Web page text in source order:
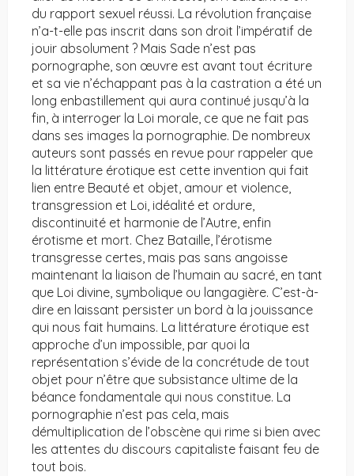
du rapport sexuel réussi. La révolution française
n’a-t-elle pas inscrit dans son droit l’impératif de
jouir absolument ? Mais Sade n’est pas
pornographe, son œuvre est avant tout écriture
et sa vie n’échappant pas à la castration a été un
long enbastillement qui aura continué jusqu’à la
fin, à interroger la Loi morale, ce que ne fait pas
dans ses images la pornographie. De nombreux
auteurs sont passés en revue pour rappeler que
la littérature érotique est cette invention qui fait
lien entre Beauté et objet, amour et violence,
transgression et Loi, idéalité et ordure,
discontinuité et harmonie de l’Autre, enfin
érotisme et mort. Chez Bataille, l’érotisme
transgresse certes, mais pas sans angoisse
maintenant la liaison de l’humain au sacré, en tant
que Loi divine, symbolique ou langagière. C’est-à-
dire en laissant persister un bord à la jouissance
qui nous fait humains. La littérature érotique est
approche d’un impossible, par quoi la
représentation s’évide de la concrétude de tout
objet pour n’être que subsistance ultime de la
béance fondamentale qui nous constitue. La
pornographie n’est pas cela, mais
démultiplication de l’obscène qui rime si bien avec
les attentes du discours capitaliste faisant feu de
tout bois.